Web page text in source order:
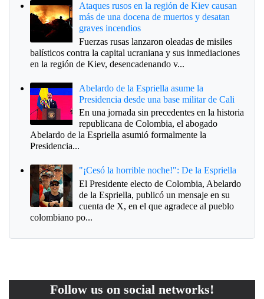
Ataques rusos en la región de Kiev causan
más de una docena de muertos y desatan
graves incendios
Fuerzas rusas lanzaron oleadas de misiles
balísticos contra la capital ucraniana y sus inmediaciones
en la región de Kiev, desencadenando v...
Abelardo de la Espriella asume la
Presidencia desde una base militar de Cali
En una jornada sin precedentes en la historia
republicana de Colombia, el abogado
Abelardo de la Espriella asumió formalmente la
Presidencia...
"¡Cesó la horrible noche!": De la Espriella
El Presidente electo de Colombia, Abelardo
de la Espriella, publicó un mensaje en su
cuenta de X, en el que agradece al pueblo
colombiano po...
Follow us on social networks!